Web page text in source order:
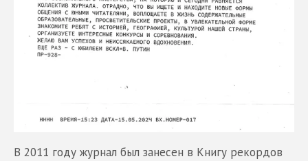
В 2011 году журнал был занесен в Книгу рекордов